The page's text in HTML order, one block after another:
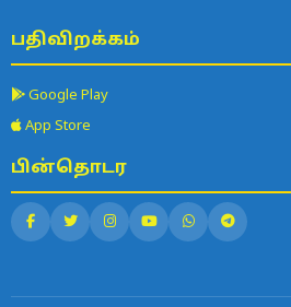
பதிவிறக்கம்
Google Play
App Store
பின்தொடர